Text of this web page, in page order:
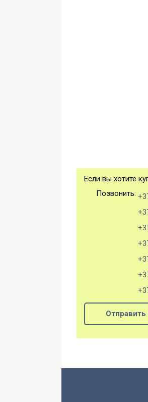
Если вы хотите
Позвонить:
Отправить